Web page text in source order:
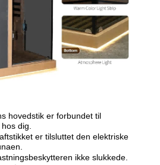
hovedstik er forbundet til
dig.
er tilsluttet den elektriske
ikke slukkede.